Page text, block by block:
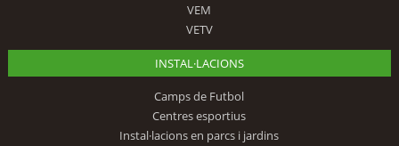
VEM
VETV
INSTAL·LACIONS
Camps de Futbol
Centres esportius
Instal·lacions en parcs i jardins